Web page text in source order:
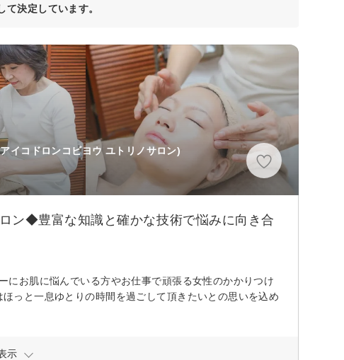
決定しています。
イコドロンコビヨウ ユトリノサロン)
ン◆豊富な知識と確かな技術で悩みに向き合
にお肌に悩んでいる方やお仕事で頑張る女性のかかりつけ
っと一息ゆとりの時間を過ごして頂きたいとの思いを込め
示